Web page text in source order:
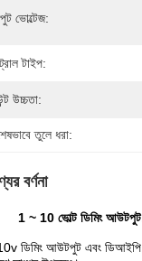
ভোল্টেজ:
টাইপ:
উচ্চতা:
তুলে ধরা:
বর্ণনা
1 ~ 10 ভোল্ট ডিমিং আউটপুট,
ডিমিং আউটপুট এবং ডিআইপি